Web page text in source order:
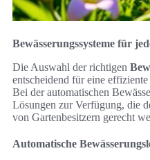
Bewässerungssysteme für
Die Auswahl der richtigen
entscheidend für eine
Bei der automatischen
Lösungen zur Verfügung, die
von Gartenbesitzern gerecht
Automatische